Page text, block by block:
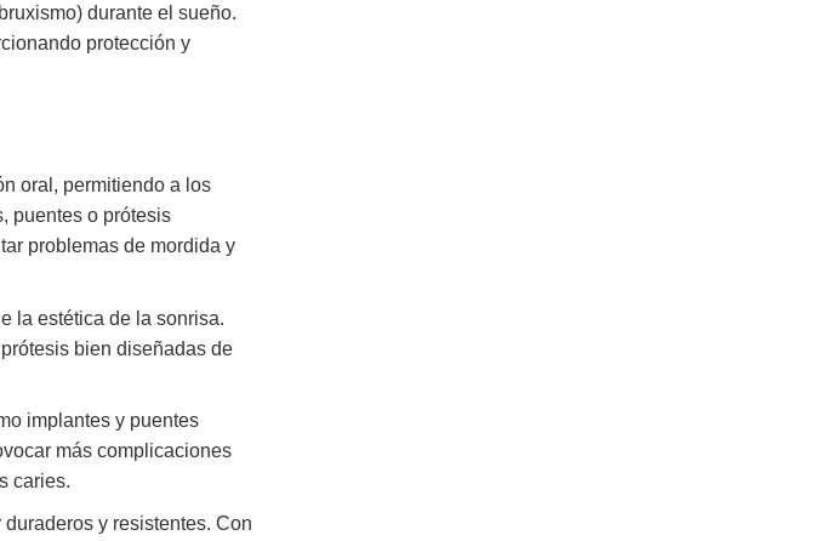
durante el sueño.
protección y
oral, permitiendo a los
puentes o prótesis
problemas de mordida y
la estética de la sonrisa.
bien diseñadas de
implantes y puentes
más complicaciones
caries.
y resistentes. Con